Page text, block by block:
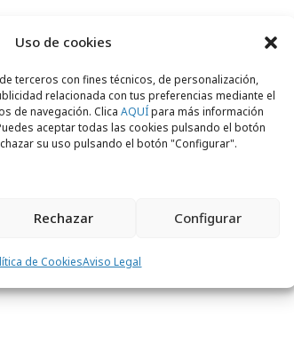
Uso de cookies
terceros con fines técnicos, de personalización,
relacionada con tus preferencias mediante el
de navegación. Clica AQUÍpara más información
aceptar todas las cookies pulsando el botón
su uso pulsando el botón "Configurar".
Rechazar Configurar
de CookiesAviso Legal
comenzó su carrera en
Ruiz Nicoli. Entre los
cabe destacar Calle
que ha sido premiado